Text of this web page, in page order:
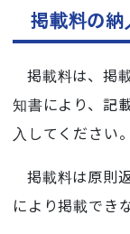
掲載料の納
掲載料は、掲
知書により、記
入してください。
掲載料は原則
により掲載でき